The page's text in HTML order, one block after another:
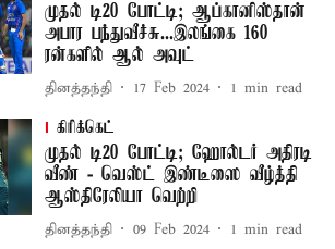
முதல் டி20 போட்டி; ஆப்கானிஸ்தான்
அபார பந்துவீச்சு...இலங்கை 160
ரன்களில் ஆல் அவுட்
தினத்தந்தி 17 Feb 2024 1 min read
கிரிக்கெட்
முதல் டி20 போட்டி; ஹோல்டர் அதிரடி
வீண் - வெஸ்ட் இண்டீஸை வீழ்த்தி
ஆஸ்திரேலியா வெற்றி
தினத்தந்தி 09 Feb 2024 1 min read